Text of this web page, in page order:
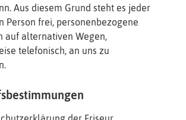
Aus diesem Grund steht es jeder
Person frei, personenbezogene
auf alternativen Wegen,
telefonisch, an uns zu